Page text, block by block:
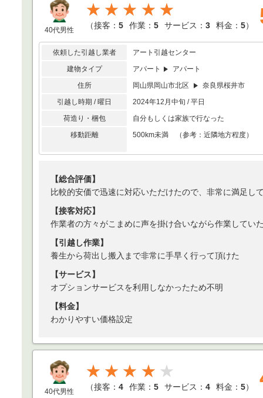
40代男性
★★★★★
（接客： 5 作業： 5 サービス： 3 料金： 5）
依頼した引越し業者
アート引越センター
建物タイプ
アパート
アパート
住所
岡山県岡山市北区
奈良県桜井市
引越し時期 / 曜日
2024年12月中旬 / 平日
荷造り・梱包
自分もしくは家族で行なった
移動距離
500km未満 （参考：近隣地方程度）
【総合評価】
比較的安価で迅速に対応いただけたので、非常に満足し
【接客対応】
作業者の方々がこまめに声を掛け合いながら作業してい
【引越し作業】
養生から荷出し搬入まで非常に手早く行って頂けた
【サービス】
オプションサービスを利用しなかったため不明
【料金】
わかりやすい価格設定
40代男性
★★★★
（接客： 4 作業： 5 サービス： 4 料金： 5）